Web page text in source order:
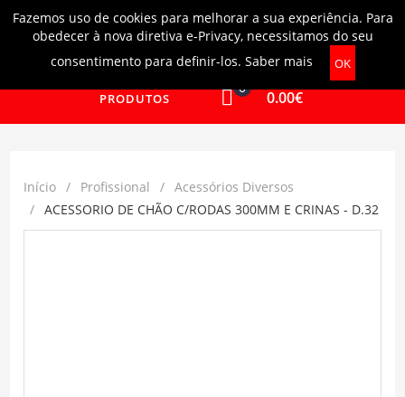
Fazemos uso de cookies para melhorar a sua experiência. Para
obedecer à nova diretiva e-Privacy, necessitamos do seu
consentimento para definir-los. Saber mais OK
Login| Ajuda
PRODUTOS
0
0.00€
Início Profissional
Acessórios Diversos
ACESSORIO DE CHÃO C/RODAS 300MM E CRINAS - D.32